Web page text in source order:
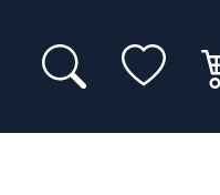
Zoeken op
Mijn